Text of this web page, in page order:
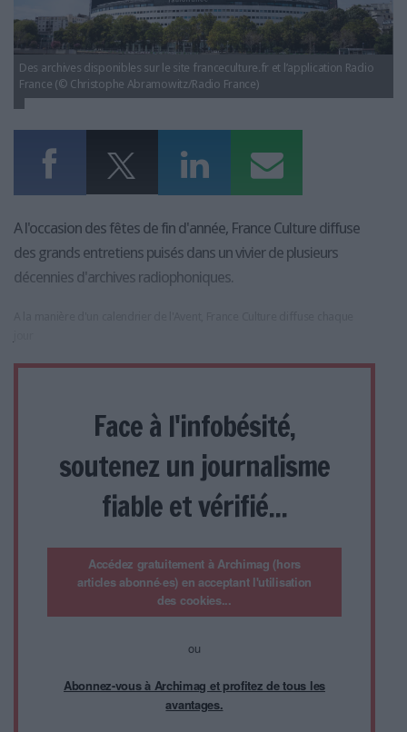
LES GUIDES PRATIQUES
LES BASES DE DONNÉES
L'ESPACE EMPLOI
L'AGENDA
LES LIVRES BLANCS
LES SUPPLÉMENTS
Des archives disponibles sur le site franceculture.fr et l’application Radio
France (© Christophe Abramowitz/Radio France)
A l'occasion des fêtes de fin d'année, France Culture diffuse
des grands entretiens puisés dans un vivier de plusieurs
décennies d'archives radiophoniques.
Face à l'infobésité,
soutenez un journalisme
fiable et vérifié...
Accédez gratuitement à Archimag (hors
articles abonné·es) en acceptant l'utilisation
des cookies...
ou
Abonnez-vous à Archimag et profitez de tous les
avantages.